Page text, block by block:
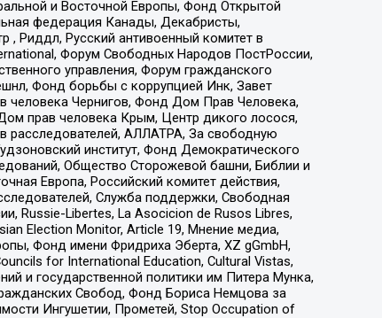
и Восточной Европы, Фонд Открытой
федерация Канады, Декабристы,
Риддл, Русский антивоенный комитет в
Форум Свободных Народов ПостРоссии,
управления, Форум гражданского
Фонд борьбы с коррупцией Инк, Завет
человека Чернигов, Фонд Дом Прав Человека,
прав человека Крым, Центр дикого лосося,
расследователей, АЛЛАТРА, За свободную
институт, Фонд Демократического
Общество Сторожевой башни, Библии и
Европа, Российский комитет действия,
Служба поддержки, Свободная
Russie-Libertes, La Asocicion de Rusos Libres,
Election Monitor, Article 19, Мнение медиа,
Фонд имени Фридриха Эберта, XZ gGmbH,
for International Education, Cultural Vistas,
и государственной политики им Питера Мунка,
Свобод, Фонд Бориса Немцова за
Ингушетии, Прометей, Stop Occupation of